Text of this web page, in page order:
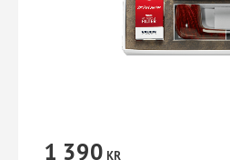
1 390 KR